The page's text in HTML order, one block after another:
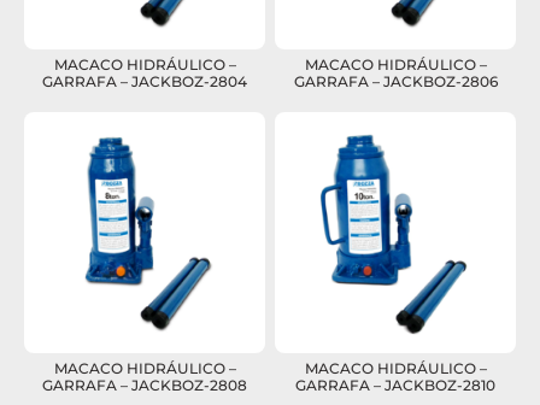
MACACO HIDRÁULICO –
GARRAFA – JACKBOZ-2804
MACACO HIDRÁULICO –
GARRAFA – JACKBOZ-2806
MACACO HIDRÁULICO –
GARRAFA – JACKBOZ-2808
MACACO HIDRÁULICO –
GARRAFA – JACKBOZ-2810